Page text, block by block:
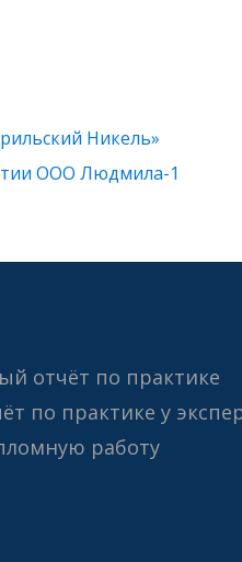
Никель»
ООО Людмила-1
отчёт по практике
по практике у
работу